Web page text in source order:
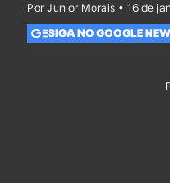
Por Junior Morais • 16 de
SIGA NO GOOGLE